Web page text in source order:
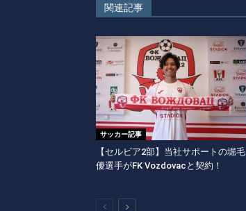
関連記事
サッカー記事
【セルビア2部】当社サポートの堀毛
優選手がFK Vozdovacと契約！